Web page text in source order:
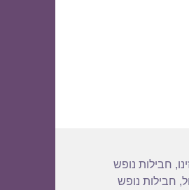
, חבילות נופש
, חבילות נופש